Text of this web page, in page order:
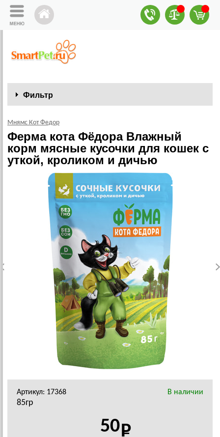
Фильтр
Мнямс Кот Федор
Ферма кота Фёдора Влажный
корм мясные кусочки для кошек с
уткой, кроликом и дичью
Артикул: 17368 В наличии
85гр
50